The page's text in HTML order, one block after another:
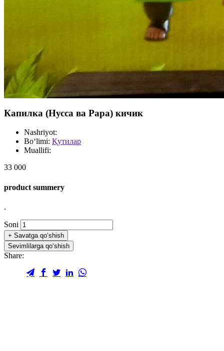
Капилка (Нусса ва Рара) кичик
Nashriyot:
Bo‘limi: Қутилар
Muallifi:
33 000
product summery
.
Soni
+ Savatga qo‘shish
Sevimlilarga qo‘shish
Share: